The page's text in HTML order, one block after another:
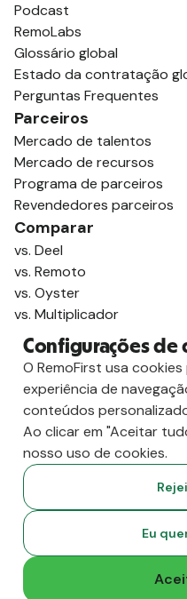
Podcast
RemoLabs
Glossário global
Estado da contratação
Perguntas Frequentes
Parceiros
Mercado de talentos
Mercado de recursos
Programa de parceiros
Revendedores parceiros
Comparar
vs. Deel
vs. Remoto
vs. Oyster
vs. Multiplicador
RemoFirst
casa.
Termos e condições
Configurações de
O RemoFirst usa
experiência de
conteúdos
Ao clicar em "Aceitar
nosso uso de cookies.
Eu